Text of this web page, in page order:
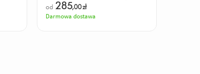
od 285,00zł
Darmowa dostawa